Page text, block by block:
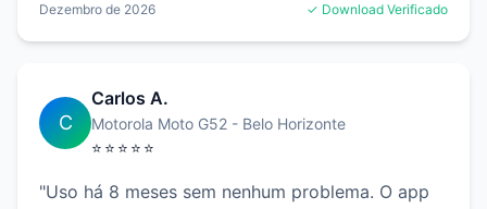
Dezembro de 2026 ✓ Download Verificado
C
Carlos A.
Motorola Moto G52 - Belo Horizonte
⭐⭐⭐⭐⭐
"Uso há 8 meses sem nenhum problema. O app